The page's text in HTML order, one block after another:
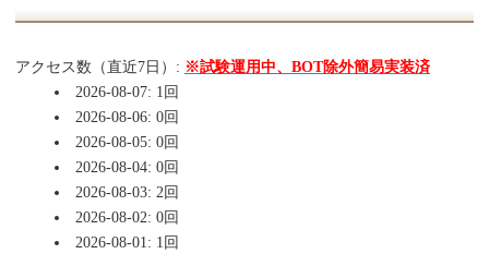
アクセス数（直近7日）: ※試験運用中、BOT除外簡易実装済
2026-08-07: 1回
2026-08-06: 0回
2026-08-05: 0回
2026-08-04: 0回
2026-08-03: 2回
2026-08-02: 0回
2026-08-01: 1回